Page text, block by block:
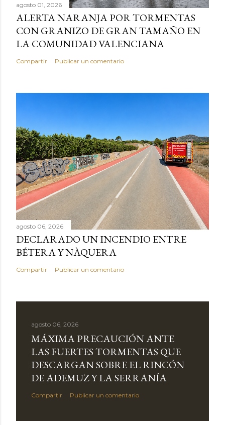
agosto 01, 2026
ALERTA NARANJA POR TORMENTAS
CON GRANIZO DE GRAN TAMAÑO EN
LA COMUNIDAD VALENCIANA
Compartir Publicar un comentario
agosto 06, 2026
DECLARADO UN INCENDIO ENTRE
BÉTERA Y NÀQUERA
Compartir Publicar un comentario
agosto 06, 2026
MÁXIMA PRECAUCIÓN ANTE
LAS FUERTES TORMENTAS QUE
DESCARGAN SOBRE EL RINCÓN
DE ADEMUZ Y LA SERRANÍA
Compartir Publicar un comentario